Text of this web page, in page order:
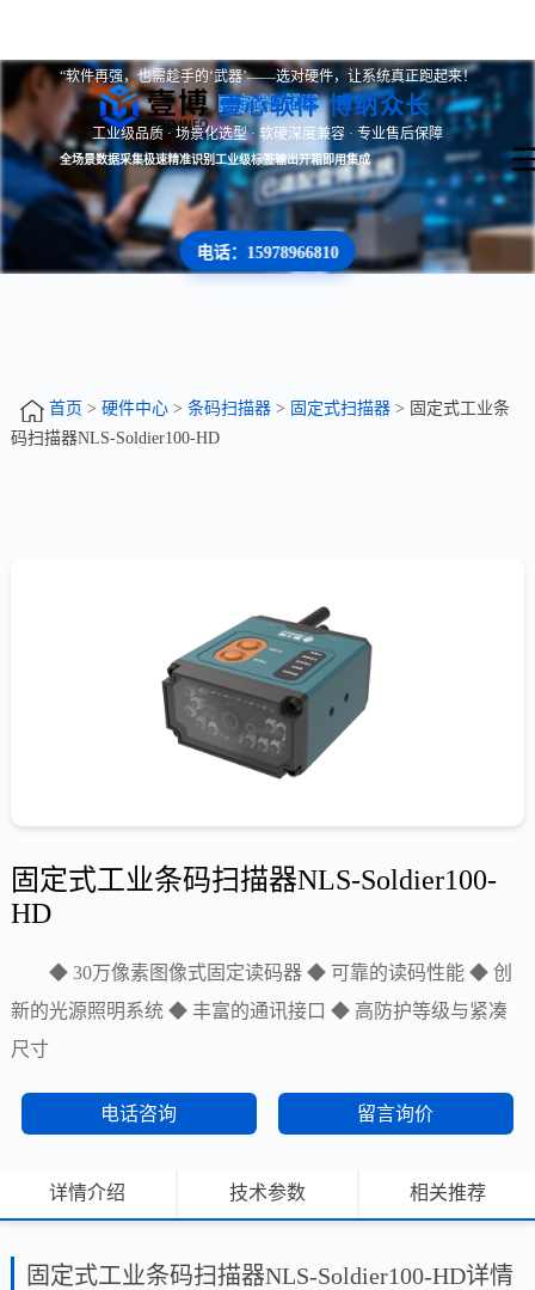
壹心软件 博纳众长
“软件再强，也需趁手的‘武器’——选对硬件，让系统真正跑起来！
固定式扫描器
工业级品质 · 场景化选型 · 软硬深度兼容 · 专业售后保障
全场景数据采集极速精准识别工业级标签输出开箱即用集成
电话：15978966810
首页 > 硬件中心> 条码扫描器> 固定式扫描器> 固定式工业条
码扫描器NLS-Soldier100-HD
固定式工业条码扫描器NLS-Soldier100-
HD
◆ 30万像素图像式固定读码器 ◆ 可靠的读码性能 ◆ 创
新的光源照明系统 ◆ 丰富的通讯接口 ◆ 高防护等级与紧凑
尺寸
电话咨询 留言询价
详情介绍 技术参数 相关推荐
固定式工业条码扫描器NLS-Soldier100-HD详情